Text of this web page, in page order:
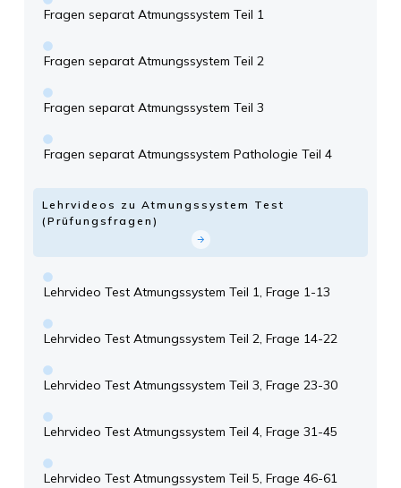
Fragen separat Atmungssystem Teil 1
Fragen separat Atmungssystem Teil 2
Fragen separat Atmungssystem Teil 3
Fragen separat Atmungssystem Pathologie Teil 4
Lehrvideos zu Atmungssystem Test
(Prüfungsfragen)
Lehrvideo Test Atmungssystem Teil 1, Frage 1-13
Lehrvideo Test Atmungssystem Teil 2, Frage 14-22
Lehrvideo Test Atmungssystem Teil 3, Frage 23-30
Lehrvideo Test Atmungssystem Teil 4, Frage 31-45
Lehrvideo Test Atmungssystem Teil 5, Frage 46-61